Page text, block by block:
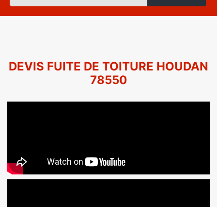
DEVIS FUITE DE TOITURE HOUDAN
78550